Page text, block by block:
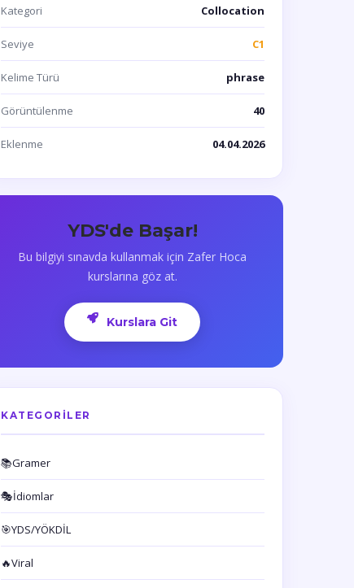
Kategori Collocation
Seviye C1
Kelime Türü phrase
Görüntülenme 40
Eklenme 04.04.2026
YDS'de Başar!
Bu bilgiyi sınavda kullanmak için Zafer Hoca
kurslarına göz at.
Kurslara Git
KATEGORILER
📚Gramer
🎭İdiomlar
🎯YDS/YÖKDİL
🔥Viral